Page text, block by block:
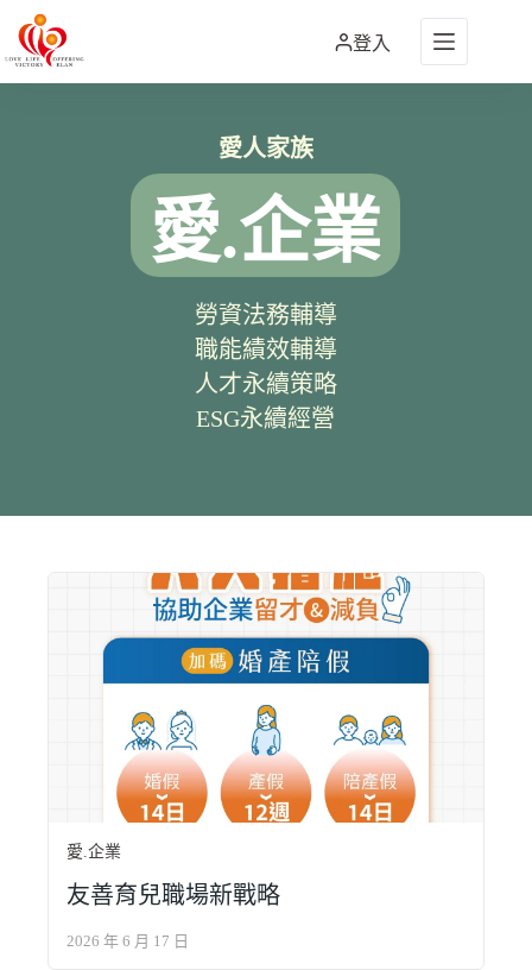
主
登入
愛人家族
愛.企業
勞資法務輔導
職能績效輔導
人才永續策略
ESG永續經營
愛.企業
友善育兒職場新戰略
2026 年 6 月 17 日